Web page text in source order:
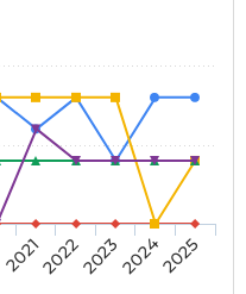
20212022202320242025